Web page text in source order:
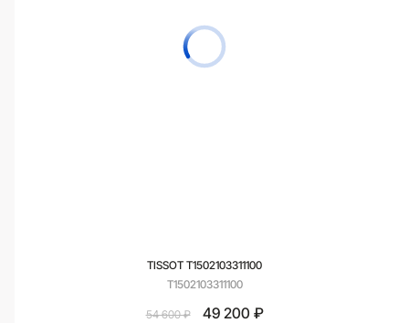
TISSOT T1502103311100
T1502103311100
54 600 ₽ 49 200 ₽